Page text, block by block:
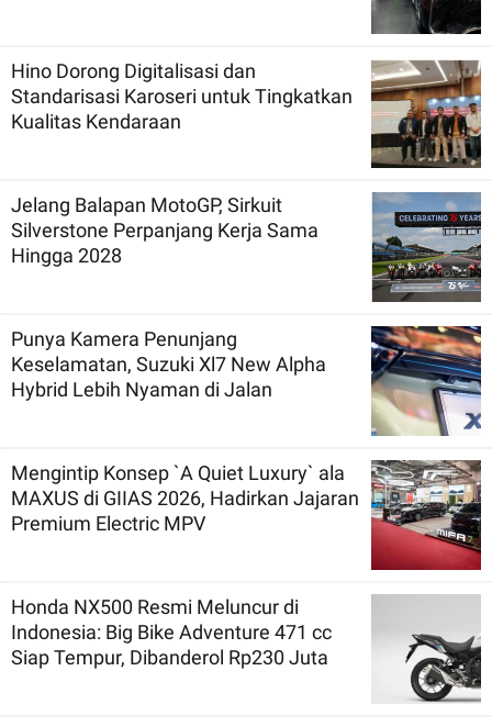
Hino Dorong Digitalisasi dan
Standarisasi Karoseri untuk Tingkatkan
Kualitas Kendaraan
Jelang Balapan MotoGP, Sirkuit
Silverstone Perpanjang Kerja Sama
Hingga 2028
Punya Kamera Penunjang
Keselamatan, Suzuki Xl7 New Alpha
Hybrid Lebih Nyaman di Jalan
Mengintip Konsep `A Quiet Luxury` ala
MAXUS di GIIAS 2026, Hadirkan Jajaran
Premium Electric MPV
Honda NX500 Resmi Meluncur di
Indonesia: Big Bike Adventure 471 cc
Siap Tempur, Dibanderol Rp230 Juta